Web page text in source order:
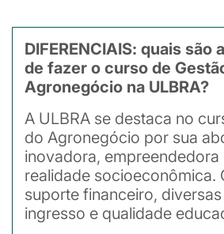
DIFERENCIAIS: quais são
de fazer o curso de
Agronegócio na ULBRA?
A ULBRA se destaca no
do Agronegócio por sua
inovadora, empreendedora
realidade socioeconômica.
suporte financeiro,
ingresso e qualidade